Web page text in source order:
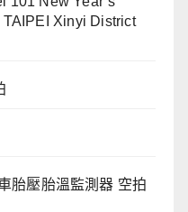
Xinyi District
胎壓胎溫監測器 空拍